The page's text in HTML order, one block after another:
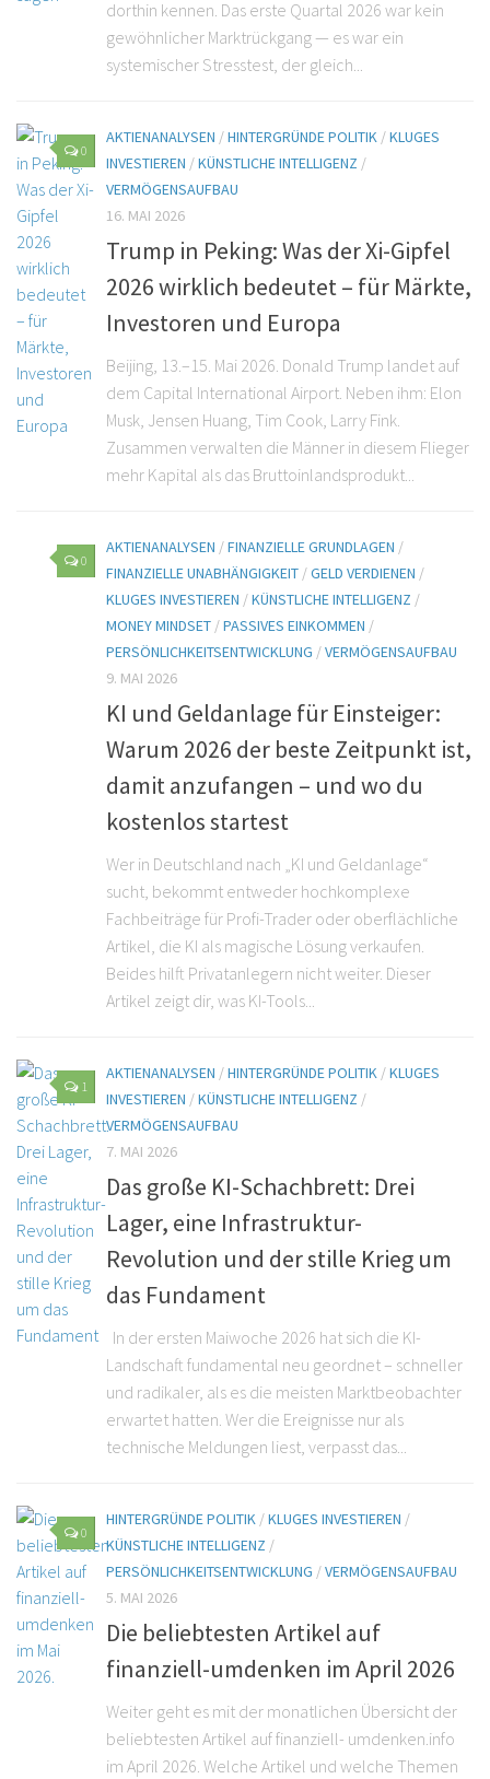
dorthin kennen. Das erste Quartal 2026 war kein
gewöhnlicher Marktrückgang — es war ein
systemischer Stresstest, der gleich...
0
AKTIENANALYSEN /HINTERGRÜNDE POLITIK /KLUGES
INVESTIEREN /KÜNSTLICHE INTELLIGENZ /
VERMÖGENSAUFBAU
16. MAI 2026
Trump in Peking: Was der Xi-Gipfel
2026 wirklich bedeutet – für Märkte,
Investoren und Europa
Beijing, 13.–15. Mai 2026. Donald Trump landet auf
dem Capital International Airport. Neben ihm: Elon
Musk, Jensen Huang, Tim Cook, Larry Fink.
Zusammen verwalten die Männer in diesem Flieger
mehr Kapital als das Bruttoinlandsprodukt...
0
AKTIENANALYSEN /FINANZIELLE GRUNDLAGEN /
FINANZIELLE UNABHÄNGIGKEIT /GELD VERDIENEN /
KLUGES INVESTIEREN /KÜNSTLICHE INTELLIGENZ /
MONEY MINDSET /PASSIVES EINKOMMEN /
PERSÖNLICHKEITSENTWICKLUNG /VERMÖGENSAUFBAU
9. MAI 2026
KI und Geldanlage für Einsteiger:
Warum 2026 der beste Zeitpunkt ist,
damit anzufangen – und wo du
kostenlos startest
Wer in Deutschland nach „KI und Geldanlage“
sucht, bekommt entweder hochkomplexe
Fachbeiträge für Profi-Trader oder oberflächliche
Artikel, die KI als magische Lösung verkaufen.
Beides hilft Privatanlegern nicht weiter. Dieser
Artikel zeigt dir, was KI-Tools...
1
AKTIENANALYSEN /HINTERGRÜNDE POLITIK /KLUGES
INVESTIEREN /KÜNSTLICHE INTELLIGENZ /
VERMÖGENSAUFBAU
7. MAI 2026
Das große KI-Schachbrett: Drei
Lager, eine Infrastruktur-
Revolution und der stille Krieg um
das Fundament
In der ersten Maiwoche 2026 hat sich die KI-
Landschaft fundamental neu geordnet – schneller
und radikaler, als es die meisten Marktbeobachter
erwartet hatten. Wer die Ereignisse nur als
technische Meldungen liest, verpasst das...
0
HINTERGRÜNDE POLITIK /KLUGES INVESTIEREN /
KÜNSTLICHE INTELLIGENZ /
PERSÖNLICHKEITSENTWICKLUNG /VERMÖGENSAUFBAU
5. MAI 2026
Die beliebtesten Artikel auf
finanziell-umdenken im April 2026
Weiter geht es mit der monatlichen Übersicht der
beliebtesten Artikel auf finanziell- umdenken.info
im April 2026. Welche Artikel und welche Themen